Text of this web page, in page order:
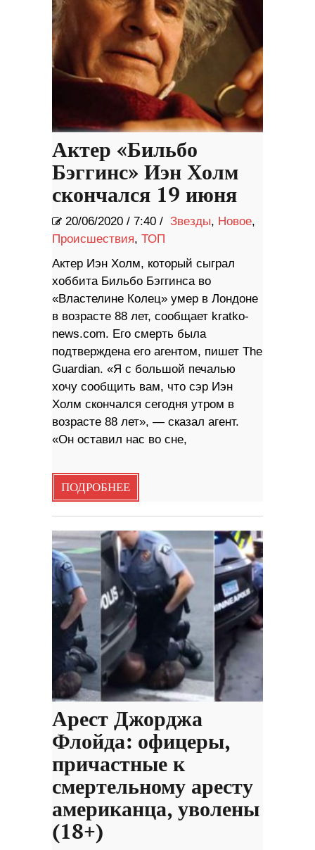
Актер «Бильбо
Бэггинс» Иэн Холм
скончался 19 июня
20/06/2020 / 7:40 / Звезды, Новое,
Происшествия, ТОП
Актер Иэн Холм, который сыграл
хоббита Бильбо Бэггинса во
«Властелине Колец» умер в Лондоне
в возрасте 88 лет, сообщает kratko-
news.com. Его смерть была
подтверждена его агентом, пишет The
Guardian. «Я с большой печалью
хочу сообщить вам, что сэр Иэн
Холм скончался сегодня утром в
возрасте 88 лет», — сказал агент.
«Он оставил нас во сне,
ПОДРОБНЕЕ
Арест Джорджа
Флойда: офицеры,
причастные к
смертельному аресту
американца, уволены
(18+)